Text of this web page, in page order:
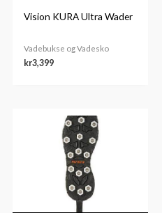
Vision KURA Ultra Wader
Vadebukse og Vadesko
kr3,399